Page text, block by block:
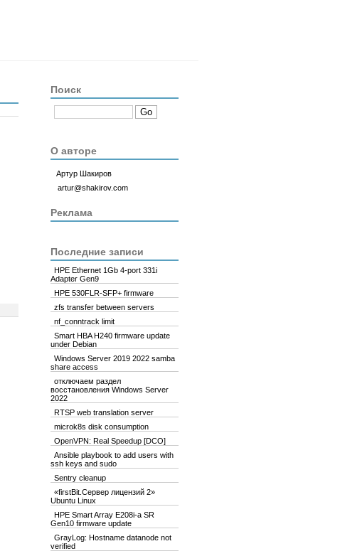
Поиск
О авторе
Артур Шакиров
artur@shakirov.com
Реклама
Последние записи
HPE Ethernet 1Gb 4-port 331i
Adapter Gen9
HPE 530FLR-SFP+ firmware
zfs transfer between servers
nf_conntrack limit
Smart HBA H240 firmware update
under Debian
Windows Server 2019 2022 samba
share access
отключаем раздел
восстановления Windows Server
2022
RTSP web translation server
microk8s disk consumption
OpenVPN: Real Speedup [DCO]
Ansible playbook to add users with
ssh keys and sudo
Sentry cleanup
«firstBit.Сервер лицензий 2»
Ubuntu Linux
HPE Smart Array E208i-a SR
Gen10 firmware update
GrayLog: Hostname datanode not
verified